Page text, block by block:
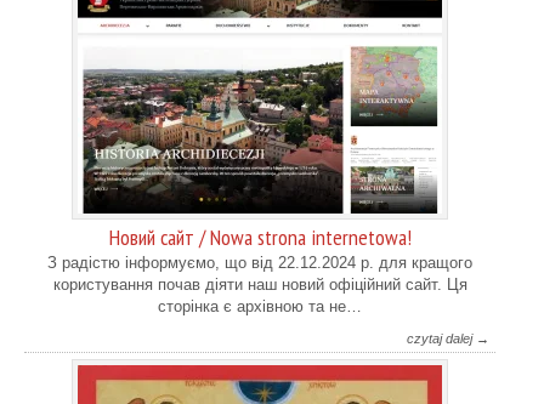
Новий сайт / Nowa strona internetowa!
З радістю інформуємо, що від 22.12.2024 р. для кращого
користування почав діяти наш новий офіційний сайт. Ця
сторінка є архівною та не…
czytaj dalej →